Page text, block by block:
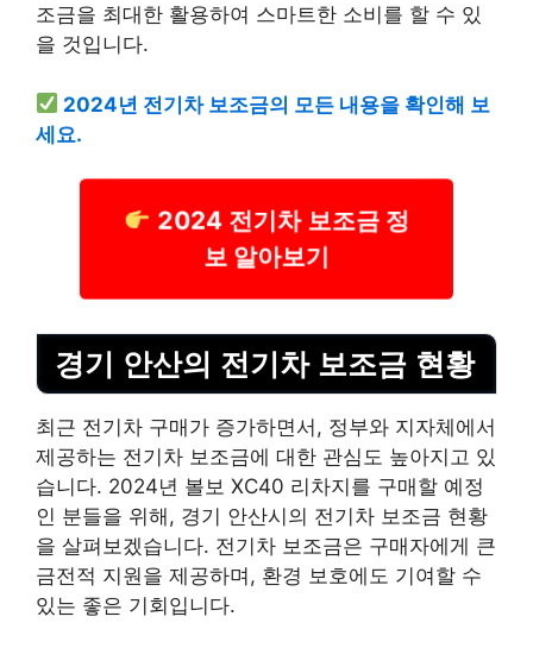
조금을 최대한 활용하여 스마트한 소비를 할 수 있
을 것입니다.
2024년 전기차 보조금의 모든 내용을 확인해 보
세요.
2024 전기차 보조금 정
보 알아보기
경기 안산의 전기차 보조금 현황
최근 전기차 구매가 증가하면서, 정부와 지자체에서
제공하는 전기차 보조금에 대한 관심도 높아지고 있
습니다. 2024년 볼보 XC40 리차지를 구매할 예정
인 분들을 위해, 경기 안산시의 전기차 보조금 현황
을 살펴보겠습니다. 전기차 보조금은 구매자에게 큰
금전적 지원을 제공하며, 환경 보호에도 기여할 수
있는 좋은 기회입니다.